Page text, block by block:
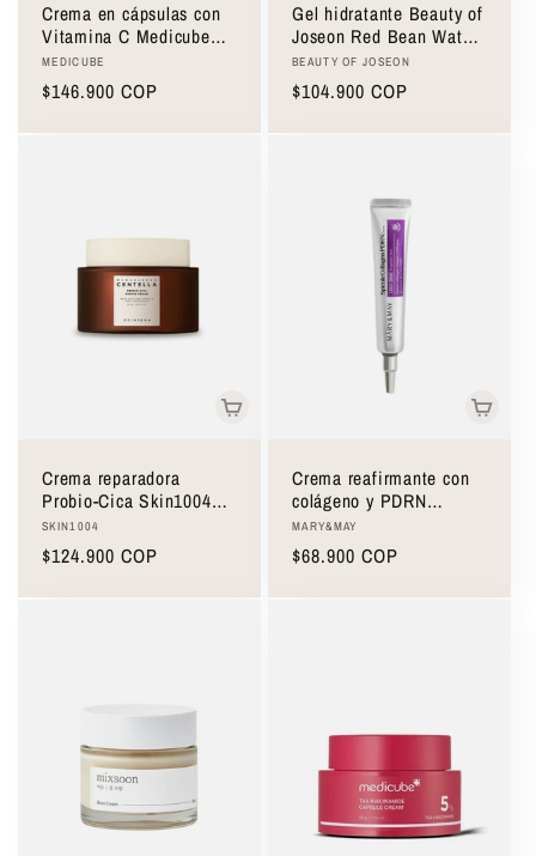
Crema en cápsulas con
Vitamina C Medicube
Deep Vita C Capsule
Cream 50ml
Proveedor:
MEDICUBE
Precio
$146.900 COP
Gel hidratante Beauty of
Joseon Red Bean Water
Gel 100ml
Proveedor:
BEAUTY OF JOSEON
Precio
$104.900 COP
Crema reparadora
Probio-Cica Skin1004
Madagascar Centella
Probio-Cica Enrich
Cream 50ml
Proveedor:
SKIN1004
Precio
$124.900 COP
Crema reafirmante con
colágeno y PDRN
Mary&May Spicule
Collagen PDRN Cream
15g
Proveedor:
MARY&MAY
Precio
$68.900 COP